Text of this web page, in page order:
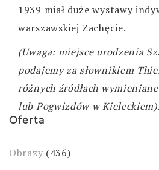
1939 miał duże wystawy
warszawskiej Zachęcie.
(Uwaga: miejsce urodzenia
podajemy za słownikiem
różnych źródłach
lub Pogwizdów w Kieleckiem).
Oferta
Obrazy (436)